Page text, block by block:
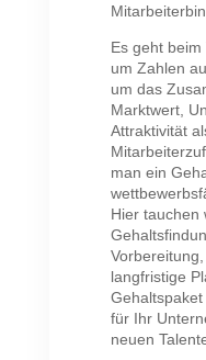
Es geht
um Zahlen
um das
Marktwert,
Attraktivität
man ein
Hier tauchen
langfristige
für Ihr
neuen